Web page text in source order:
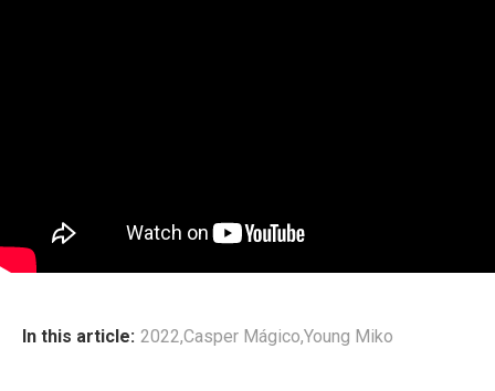
In this article: 2022,Casper Mágico,Young Miko